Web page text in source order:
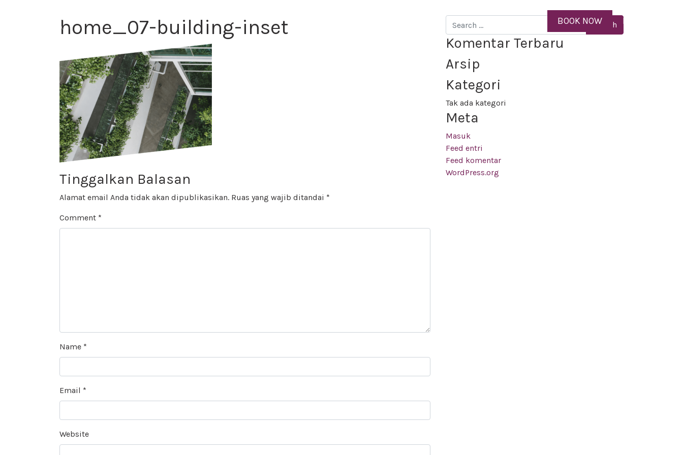
BOOK NOW MENU
home_07-building-inset
Tinggalkan Balasan
Alamat email Anda tidak akan dipublikasikan. Ruas yang wajib ditandai *
Comment *
Name *
Email *
Website
Search
Komentar Terbaru
Arsip
Kategori
Tak ada kategori
Meta
Masuk
Feed entri
Feed komentar
WordPress.org